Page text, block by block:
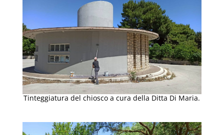
Tinteggiatura del chiosco a cura della Ditta Di Maria.